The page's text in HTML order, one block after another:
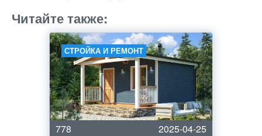
Читайте также:
СТРОЙКА И РЕМОНТ
778
2025-04-25